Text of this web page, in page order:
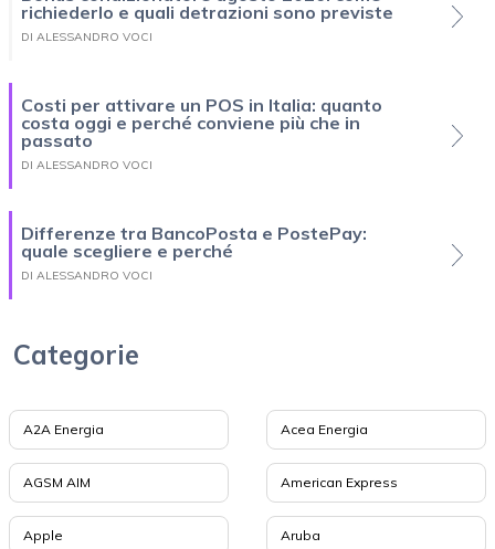
richiederlo e quali detrazioni sono previste
DI ALESSANDRO VOCI
Costi per attivare un POS in Italia: quanto
costa oggi e perché conviene più che in
passato
DI ALESSANDRO VOCI
Differenze tra BancoPosta e PostePay:
quale scegliere e perché
DI ALESSANDRO VOCI
Categorie
A2A Energia Acea Energia
AGSM AIM American Express
Apple Aruba